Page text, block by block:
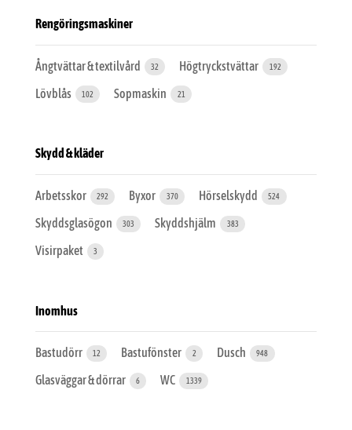
Rengöringsmaskiner
Ångtvättar & textilvård 32 Högtryckstvättar 192
Lövblås 102 Sopmaskin 21
Skydd & kläder
Arbetsskor 292 Byxor 370 Hörselskydd 524
Skyddsglasögon 303 Skyddshjälm 383
Visirpaket 3
Inomhus
Bastudörr 12 Bastufönster 2 Dusch 948
Glasväggar & dörrar 6 WC 1339